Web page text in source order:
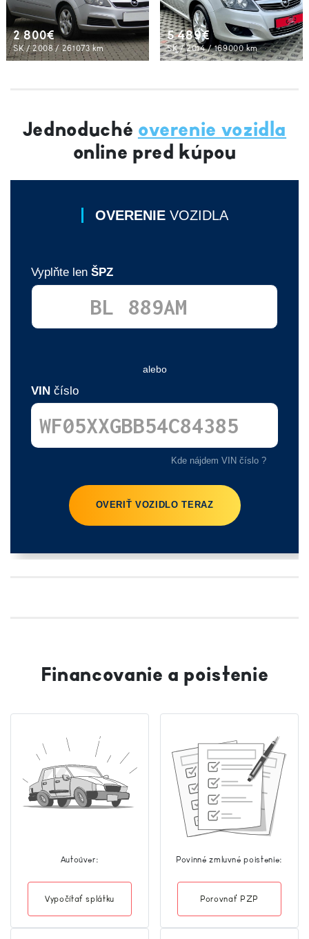
2 800€
SK / 2008 / 261073 km
5 489€
SK / 2014 / 169000 km
Jednoduché overenie vozidla
online pred kúpou
Financovanie a poistenie
Autoúver:
Vypočítať splátku
Povinné zmluvné poistenie:
Porovnať PZP